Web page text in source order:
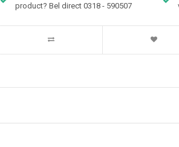
product? Bel direct 0318 - 590507